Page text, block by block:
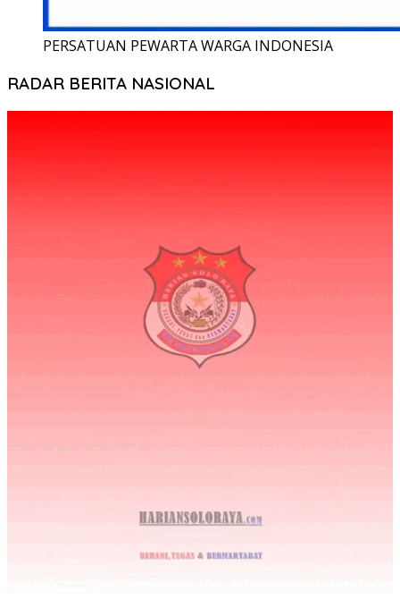
PERSATUAN PEWARTA WARGA INDONESIA
RADAR BERITA NASIONAL